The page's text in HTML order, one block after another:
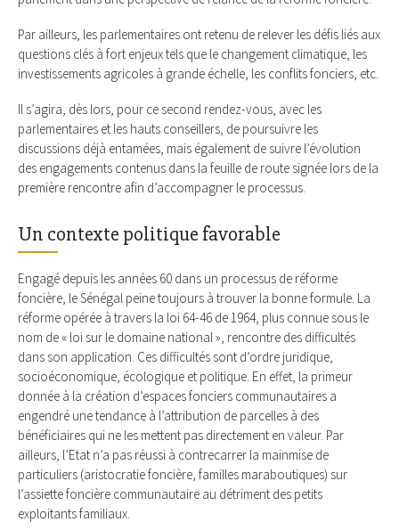
Par ailleurs, les parlementaires ont retenu de relever les défis liés aux
questions clés à fort enjeux tels que le changement climatique, les
investissements agricoles à grande échelle, les conflits fonciers, etc.
Il s’agira, dès lors, pour ce second rendez-vous, avec les
parlementaires et les hauts conseillers, de poursuivre les
discussions déjà entamées, mais également de suivre l’évolution
des engagements contenus dans la feuille de route signée lors de la
première rencontre afin d’accompagner le processus.
Un contexte politique favorable
Engagé depuis les années 60 dans un processus de réforme
foncière, le Sénégal peine toujours à trouver la bonne formule. La
réforme opérée à travers la loi 64-46 de 1964, plus connue sous le
nom de « loi sur le domaine national », rencontre des difficultés
dans son application. Ces difficultés sont d’ordre juridique,
socioéconomique, écologique et politique. En effet, la primeur
donnée à la création d’espaces fonciers communautaires a
engendré une tendance à l’attribution de parcelles à des
bénéficiaires qui ne les mettent pas directement en valeur. Par
ailleurs, l’Etat n’a pas réussi à contrecarrer la mainmise de
particuliers (aristocratie foncière, familles maraboutiques) sur
l’assiette foncière communautaire au détriment des petits
exploitants familiaux.